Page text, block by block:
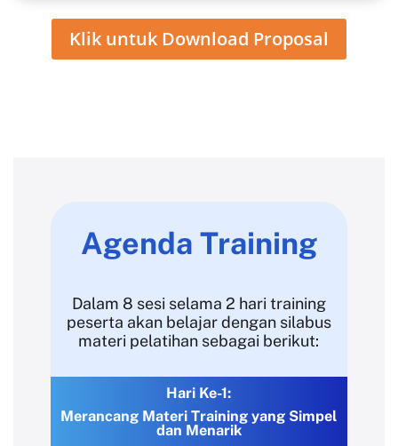
Klik untuk Download Proposal
Agenda Training
Dalam 8 sesi selama 2 hari training
peserta akan belajar dengan silabus
materi pelatihan sebagai berikut:
Hari Ke-1:
Merancang Materi Training yang Simpel
dan Menarik